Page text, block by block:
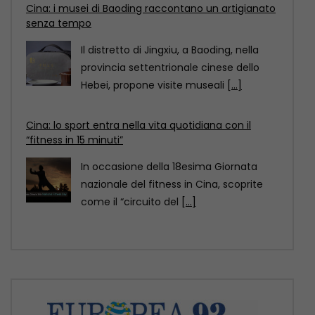
Cina: lo sport entra nella vita quotidiana con il
“fitness in 15 minuti”
In occasione della 18esima Giornata
nazionale del fitness in Cina, scoprite
come il “circuito del[...]
Cina: il Festival delle torce illumina le risaie
terrazzate del Sichuan
Al calare della notte, le risaie terrazzate
della contea di Yuexi, nella provincia
sud-occidentale cinese